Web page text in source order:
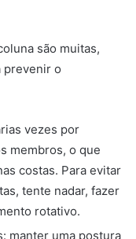
são muitas,
prevenir o
vezes por
membros, o que
costas. Para evitar
tente nadar, fazer
rotativo.
manter uma postura